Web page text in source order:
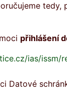
tedy,
přihlášení
ias/issm/
Datové